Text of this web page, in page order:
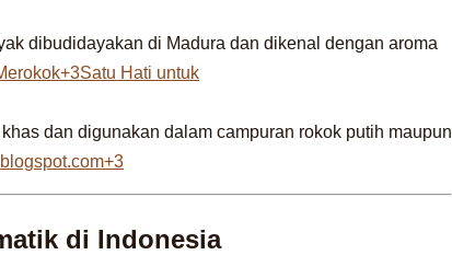
dibudidayakan di Madura dan dikenal dengan aroma
Hati untuk
dan digunakan dalam campuran rokok putih maupun
di Indonesia